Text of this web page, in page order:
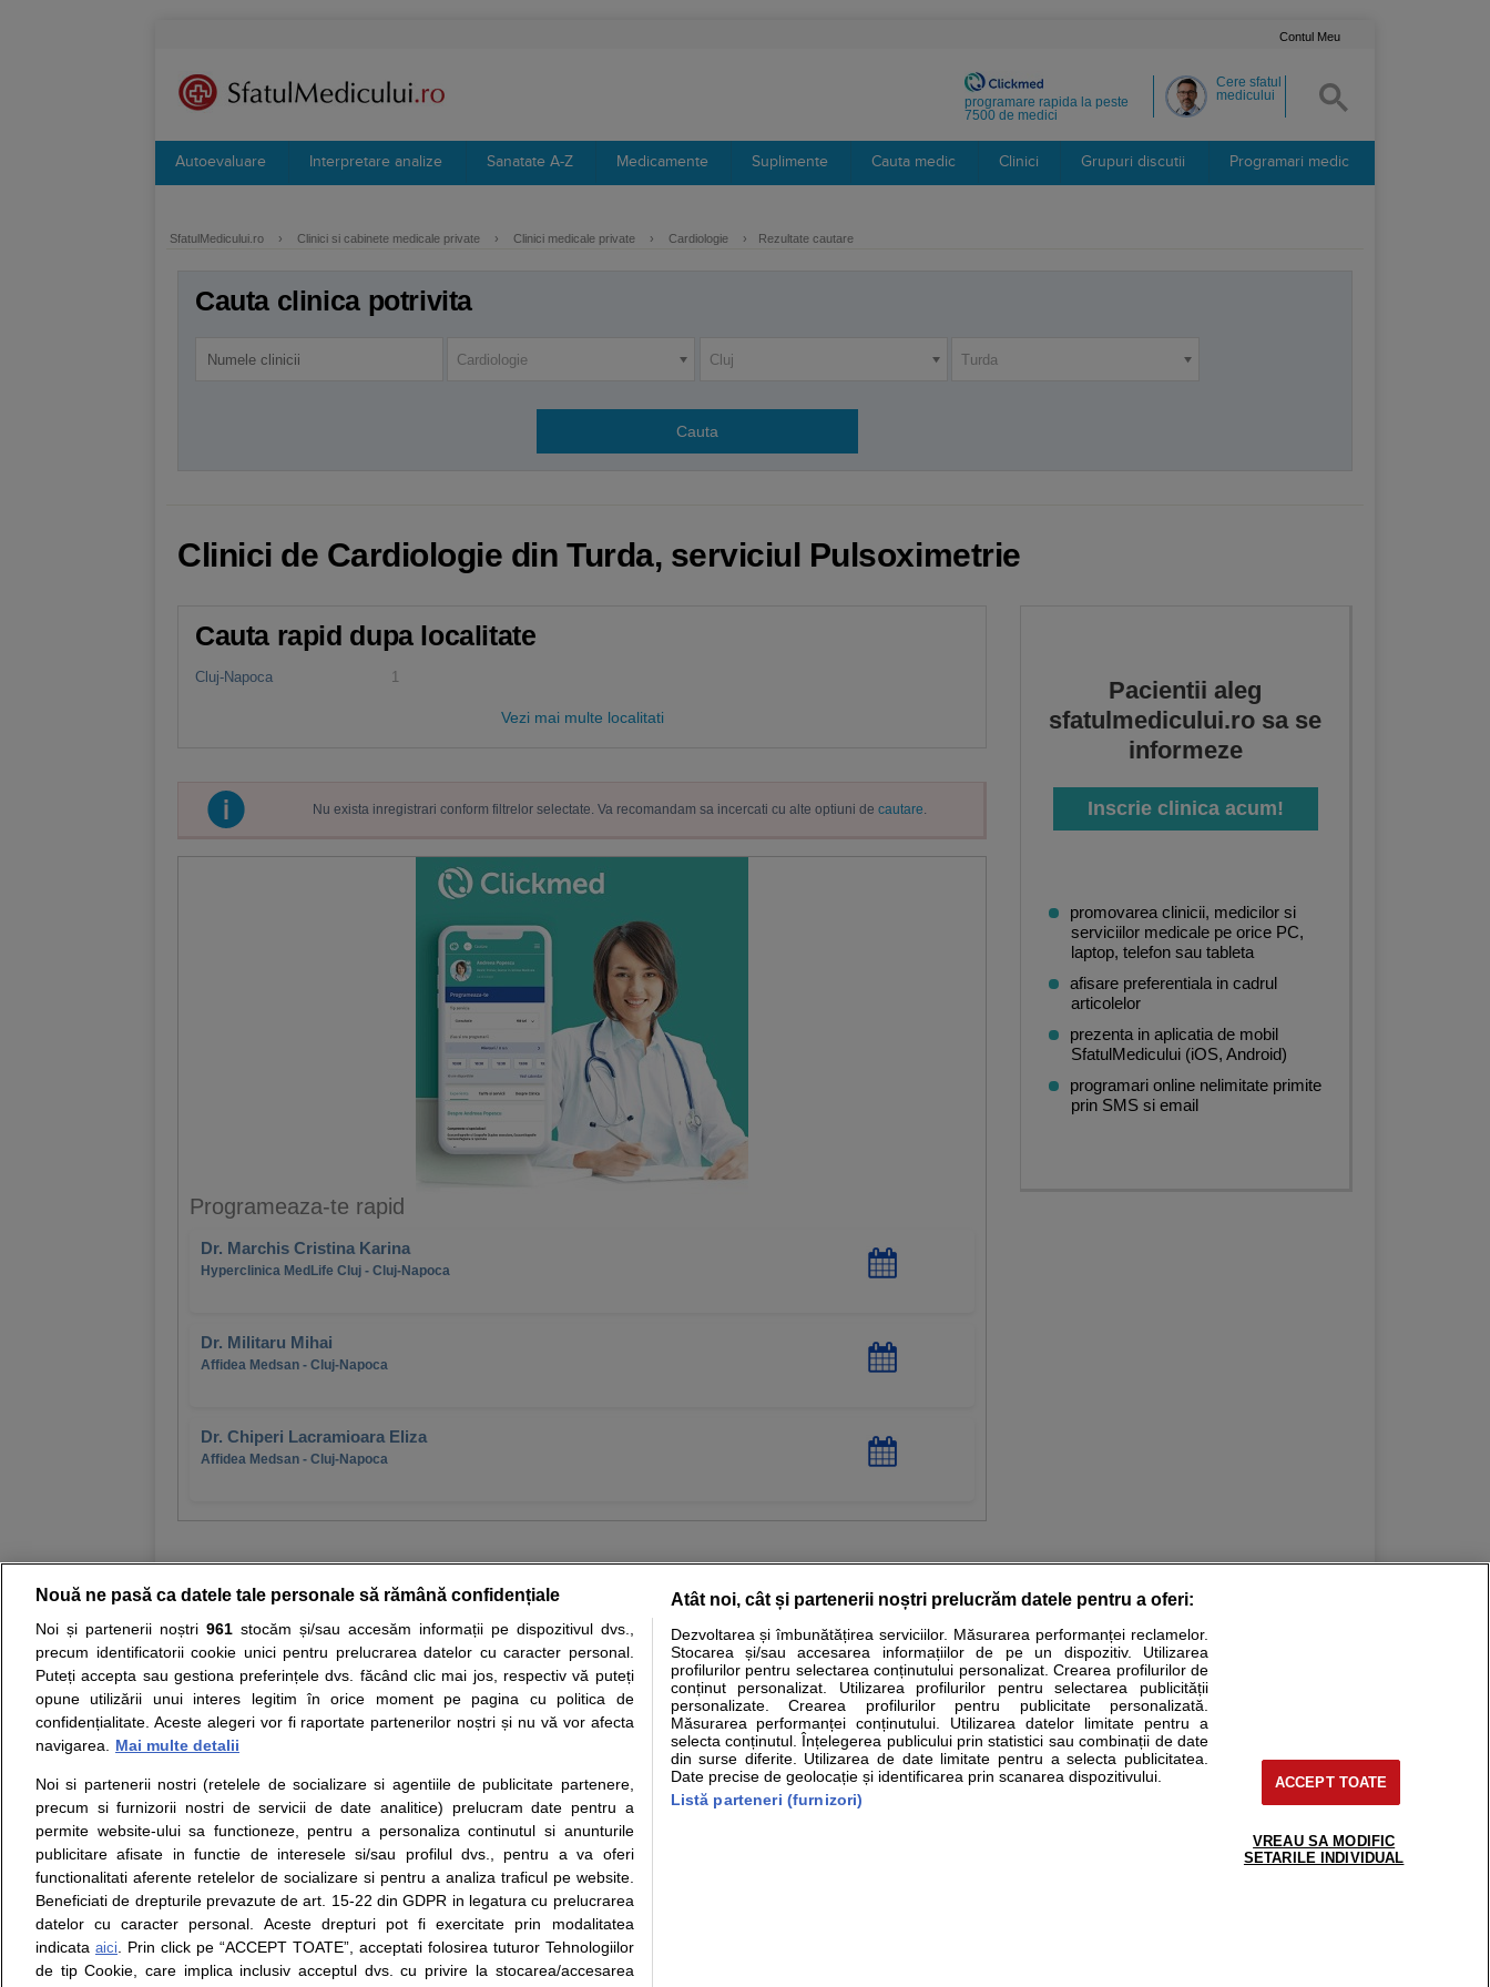
Contul Meu
Cere sfatul
medicului
programare rapida la peste
7500 de medici
Autoevaluare Interpretare analize Sanatate A-Z Medicamente Suplimente Cauta medic Clinici Grupuri discutii Programari medic
SfatulMedicului.ro › Clinici si cabinete medicale private › Clinici medicale private › Cardiologie › Rezultate cautare
Cauta clinica potrivita
Cardiologie Cluj Turda
Clinici de Cardiologie din Turda, serviciul Pulsoximetrie
Cauta rapid dupa localitate
Cluj-Napoca 1
Vezi mai multe localitati
Nu exista inregistrari conform filtrelor selectate. Va recomandam sa incercati cu alte optiuni de cautare.
Programeaza-te rapid
Dr. Marchis Cristina Karina
Hyperclinica MedLife Cluj - Cluj-Napoca
Dr. Militaru Mihai
Affidea Medsan - Cluj-Napoca
Dr. Chiperi Lacramioara Eliza
Affidea Medsan - Cluj-Napoca
Pacientii aleg
sfatulmedicului.ro sa se
informeze
Inscrie clinica acum!
promovarea clinicii, medicilor si
serviciilor medicale pe orice PC,
laptop, telefon sau tableta
afisare preferentiala in cadrul
articolelor
prezenta in aplicatia de mobil
SfatulMedicului (iOS, Android)
programari online nelimitate primite
prin SMS si email
Resurse: Autoevaluare simptome Interpretare analize Specialitati medicale Boli si afectiuni Calculatoare Stiri medicale
Opiniile avizate ale medicilor, sfaturile si orice alte informatii despre sanatate disponibile pe sfatulmedicului.ro au scop informativ si educational. Ele nu pot substitui consultul medical direct si
nici diagnosticul stabilit in urma investigatiilor si analizelor medicale. Va sfatuim, ca pe langa informatia primita pe sfatulmedicului.ro sa consultati fie medicul Dvs., fie unul dintre medicii pe care
ii punem la dispozitie pentru programare in sistemul de programari la medic Clickmed.
Despre noi
Despre noi
Contact
Intrebari frecvente
Consultanti
medicali
Legal
Termeni si conditii
Politica de
confidentialitate
Politica de cookie
Modifica Setarile Cookie
Drepturile consumatorului
Protectia consumatorilor - ANPC
Solutionarea Alternativa a
Litigiilor
Info consumator: 0800.080.999
Formulare europene - CNAS
Ministerul Sanatatii - ANMDM
Parteneri
support@sfatulmedicului.ro
© Copyright © 2005 - 2026
Nouă ne pasă ca datele tale personale să rămână confidențiale
Noi și partenerii noștri 961stocăm și/sau accesăm informații pe dispozitivul dvs.,
precum identificatorii cookie unici pentru prelucrarea datelor cu caracter personal.
Puteți accepta sau gestiona preferințele dvs. făcând clic mai jos, respectiv vă puteți
opune utilizării unui interes legitim în orice moment pe pagina cu politica de
confidențialitate. Aceste alegeri vor fi raportate partenerilor noștri și nu vă vor afecta
navigarea.
Mai multe detalii
Noi si partenerii nostri (retelele de socializare si agentiile de publicitate partenere,
precum si furnizorii nostri de servicii de date analitice) prelucram date pentru a
permite website-ului sa functioneze, pentru a personaliza continutul si anunturile
publicitare afisate in functie de interesele si/sau profilul dvs., pentru a va oferi
functionalitati aferente retelelor de socializare si pentru a analiza traficul pe website.
Beneficiati de drepturile prevazute de art. 15-22 din GDPR in legatura cu prelucrarea
datelor cu caracter personal. Aceste drepturi pot fi exercitate prin modalitatea
indicata aici. Prin click pe “ACCEPT TOATE”, acceptati folosirea tuturor Tehnologiilor
de tip Cookie, care implica inclusiv acceptul dvs. cu privire la stocarea/accesarea
Atât noi, cât și partenerii noștri prelucrăm datele pentru a oferi:
Dezvoltarea și îmbunătățirea serviciilor. Măsurarea performanței reclamelor.
Stocarea și/sau accesarea informațiilor de pe un dispozitiv. Utilizarea
profilurilor pentru selectarea conținutului personalizat. Crearea profilurilor de
conținut personalizat. Utilizarea profilurilor pentru selectarea publicității
personalizate. Crearea profilurilor pentru publicitate personalizată.
Măsurarea performanței conținutului. Utilizarea datelor limitate pentru a
selecta conținutul. Înțelegerea publicului prin statistici sau combinații de date
din surse diferite. Utilizarea de date limitate pentru a selecta publicitatea.
Date precise de geolocație și identificarea prin scanarea dispozitivului.
Listă parteneri (furnizori)
ACCEPT TOATE
VREAU SA MODIFIC
SETARILE INDIVIDUAL